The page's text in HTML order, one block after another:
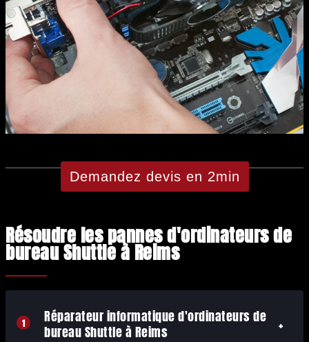
Demandez devis en 2min
Résoudre les pannes d'ordinateurs de
bureau Shuttle à Reims
1 Réparateur informatique d'ordinateurs de
bureau Shuttle à Reims